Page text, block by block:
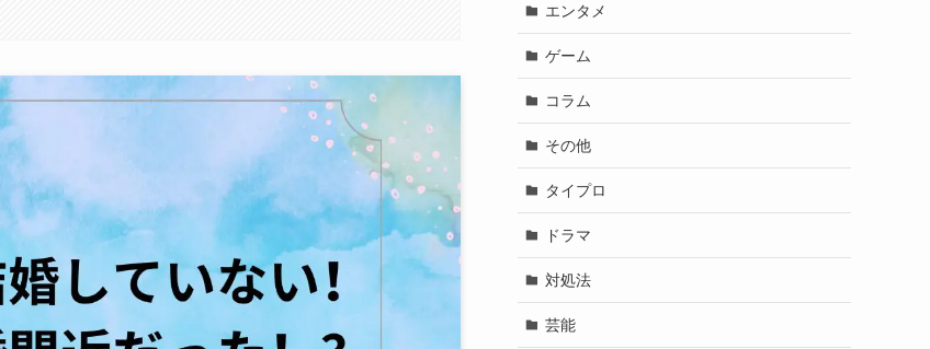
エンタメ
ゲーム
コラム
その他
タイプロ
ドラマ
対処法
芸能